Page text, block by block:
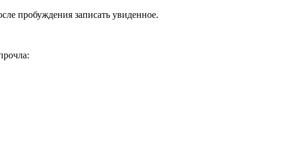
пробуждения записать увиденное.